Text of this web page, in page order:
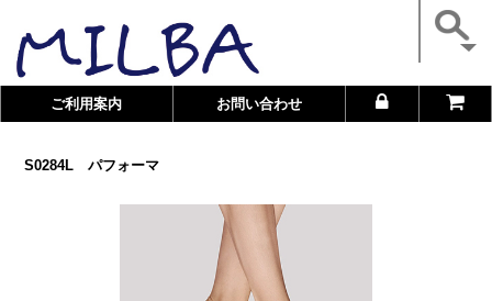
ご利用案内 お問い合わせ
S0284L パフォーマ